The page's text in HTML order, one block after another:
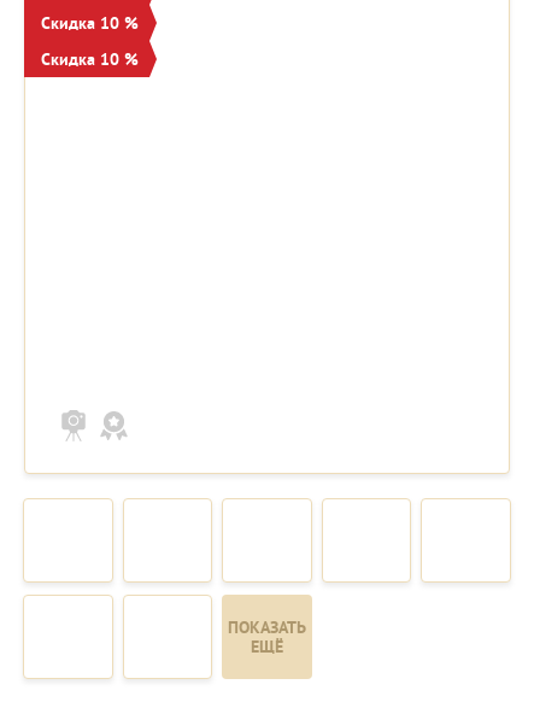
Скидка 10 %
Скидка 10 %
ПОКАЗАТЬ
ЕЩЁ